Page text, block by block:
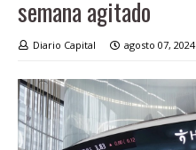
semana agitado
Diario Capital agosto 07, 2024